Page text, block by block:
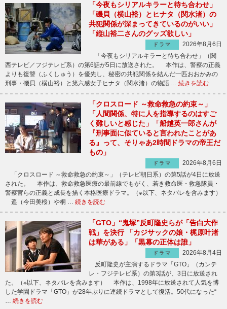
「今夜もシリアルキラーと待ち合わせ」
「磯貝（横山裕）とヒナタ（関水渚）の
共犯関係が深まってきているのがいい」
「縦山裕二さんのグッズ欲しい」
ドラマ
2026年8月6日
「今夜もシリアルキラーと待ち合わせ」（関
西テレビ／フジテレビ系）の第6話が5日に放送された。 本作は、警察の正義
よりも復讐（ふくしゅう）を優先し、秘密の共犯関係を結んだ一匹おおかみの
刑事・磯貝（横山裕）と第六感女子ヒナタ（関水渚）の物語 … 続きを読む
「クロスロード ～救命救急の約束～」
「人間関係、特に人を指導するのはすご
く難しいと感じた」「船越英一郎さんが
『刑事面に似ていると言われたことがあ
る』って、そりゃあ2時間ドラマの帝王だ
もの」
ドラマ
2026年8月6日
「クロスロード ～救命救急の約束～」（テレビ朝日系）の第5話が4日に放送
された。 本作は、救命救急医療の最前線でもがく、若き救命医・救急隊員・
警察官らの正義と成長を描く本格医療ドラマ。（※以下、ネタバレを含みます）
遥（今田美桜）や桐 … 続きを読む
「GTO」“鬼塚”反町隆史らが「告白大作
戦」を決行 「カジサックの娘・梶原叶渚
は華がある」「黒幕の正体は誰」
ドラマ
2026年8月4日
反町隆史が主演するドラマ「GTO」（カンテ
レ・フジテレビ系）の第3話が、3日に放送され
た。（※以下、ネタバレを含みます） 本作は、1998年に放送されて人気を博
した学園ドラマ「GTO」が28年ぶりに連続ドラマとして復活。50代になった“
… 続きを読む